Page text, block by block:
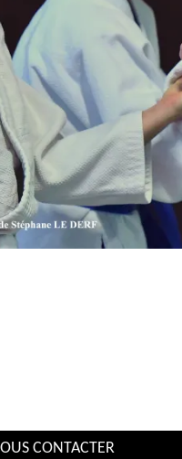
CONTACTER